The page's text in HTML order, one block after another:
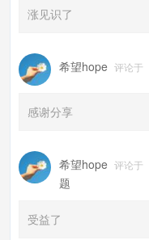
涨见识了
希望hope 评论于
感谢分享
希望hope 评论于
题
受益了